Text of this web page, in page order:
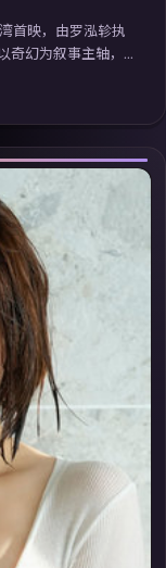
首映，由罗泓轸执
幻为叙事主轴，
；摄影与配乐强化
视剧在线看」延
验。